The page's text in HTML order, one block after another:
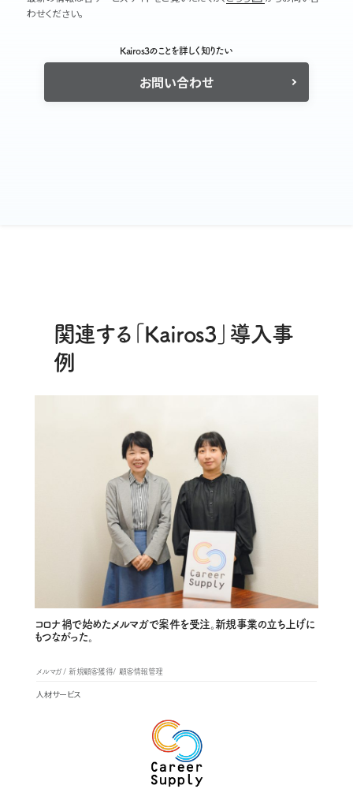
わせください。
Kairos3のことを詳しく知りたい
お問い合わせ
関連する「Kairos3」導入事
例
コロナ禍で始めたメルマガで案件を受注。新規事業の立ち上げに
もつながった。
メルマガ 新規顧客獲得 顧客情報管理
人材サービス